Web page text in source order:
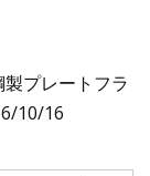
プレートフラ
10/16